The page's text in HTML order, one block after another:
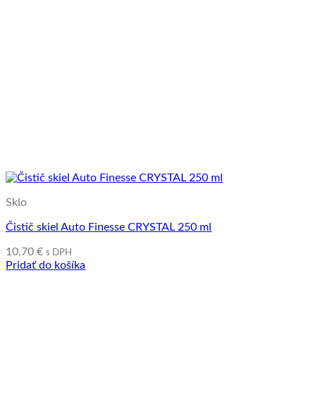
Sklo
Čistič skiel Auto Finesse CRYSTAL 250 ml
10,70 € s DPH
Pridať do košíka